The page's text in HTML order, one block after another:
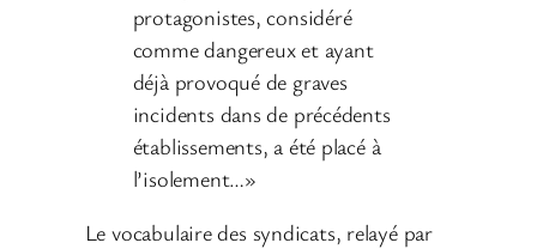
protagonistes, considéré
comme dangereux et ayant
déjà provoqué de graves
incidents dans de précédents
établissements, a été placé à
l’isolement…»
Le vocabulaire des syndicats, relayé par